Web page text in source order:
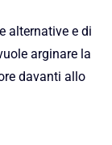
alternative e di
arginare la
davanti allo